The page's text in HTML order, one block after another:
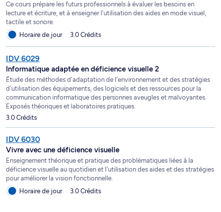
Ce cours prépare les futurs professionnels à évaluer les besoins en
lecture et écriture, et à enseigner l'utilisation des aides en mode visuel,
tactile et sonore.
Horaire de jour
3.0 Crédits
IDV 6029
Informatique adaptée en déficience visuelle 2
Étude des méthodes d'adaptation de l'environnement et des stratégies
d'utilisation des équipements, des logiciels et des ressources pour la
communication informatique des personnes aveugles et malvoyantes.
Exposés théoriques et laboratoires pratiques.
3.0 Crédits
IDV 6030
Vivre avec une déficience visuelle
Enseignement théorique et pratique des problématiques liées à la
déficience visuelle au quotidien et l'utilisation des aides et des stratégies
pour améliorer la vision fonctionnelle.
Horaire de jour
3.0 Crédits